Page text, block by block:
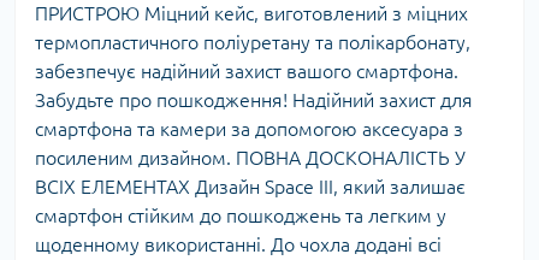
ПРИСТРОЮ Міцний кейс, виготовлений з міцних
термопластичного поліуретану та полікарбонату,
забезпечує надійний захист вашого смартфона.
Забудьте про пошкодження! Надійний захист для
смартфона та камери за допомогою аксесуара з
посиленим дизайном. ПОВНА ДОСКОНАЛІСТЬ У
ВСІХ ЕЛЕМЕНТАХ Дизайн Space III, який залишає
смартфон стійким до пошкоджень та легким у
щоденному використанні. До чохла додані всі